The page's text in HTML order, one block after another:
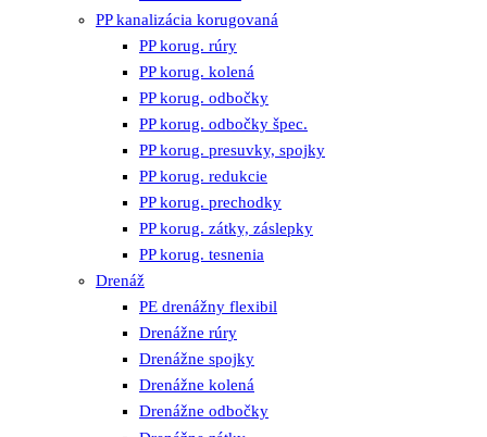
PP kanalizácia korugovaná
PP korug. rúry
PP korug. kolená
PP korug. odbočky
PP korug. odbočky špec.
PP korug. presuvky, spojky
PP korug. redukcie
PP korug. prechodky
PP korug. zátky, záslepky
PP korug. tesnenia
Drenáž
PE drenážny flexibil
Drenážne rúry
Drenážne spojky
Drenážne kolená
Drenážne odbočky